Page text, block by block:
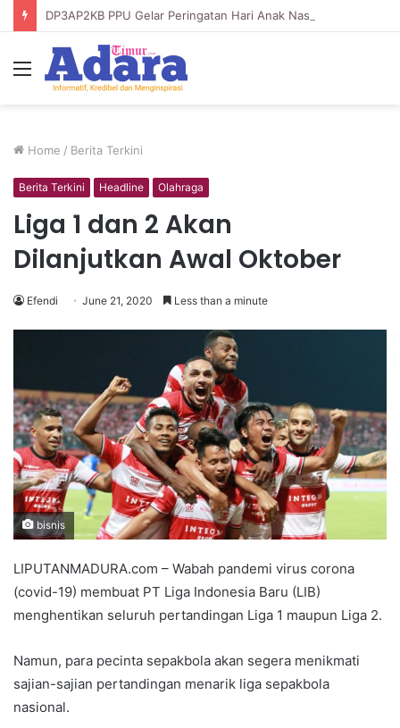
Menu
Home / Berita Terkini
Berita Terkini Headline Olahraga
Liga 1 dan 2 Akan
Dilanjutkan Awal Oktober
Efendi June 21, 2020 Less than a minute
bisnis
LIPUTANMADURA.com – Wabah pandemi virus corona
(covid-19) membuat PT Liga Indonesia Baru (LIB)
menghentikan seluruh pertandingan Liga 1 maupun Liga 2.
Namun, para pecinta sepakbola akan segera menikmati
sajian-sajian pertandingan menarik liga sepakbola
nasional.